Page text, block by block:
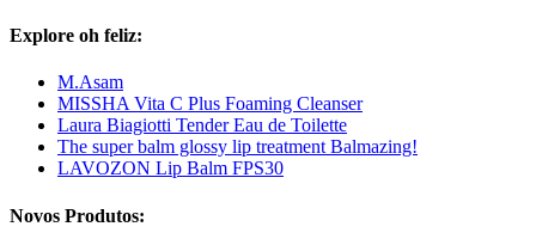
Explore oh feliz:
M.Asam
MISSHA Vita C Plus Foaming Cleanser
Laura Biagiotti Tender Eau de Toilette
The super balm glossy lip treatment Balmazing!
LAVOZON Lip Balm FPS30
Novos Produtos: